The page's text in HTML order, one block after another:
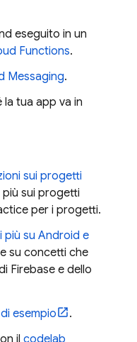
eseguito in un
Functions.
Messaging.
tua app va in
sui progetti
sui progetti
per i progetti.
più su Android e
su concetti che
Firebase e dello
esempio
.
il codelab